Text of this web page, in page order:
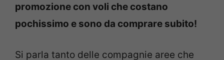
promozione con voli che costano
pochissimo e sono da comprare subito!
Si parla tanto delle compagnie aree che